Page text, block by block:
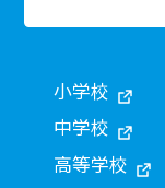
小学校
中学校
高等学校